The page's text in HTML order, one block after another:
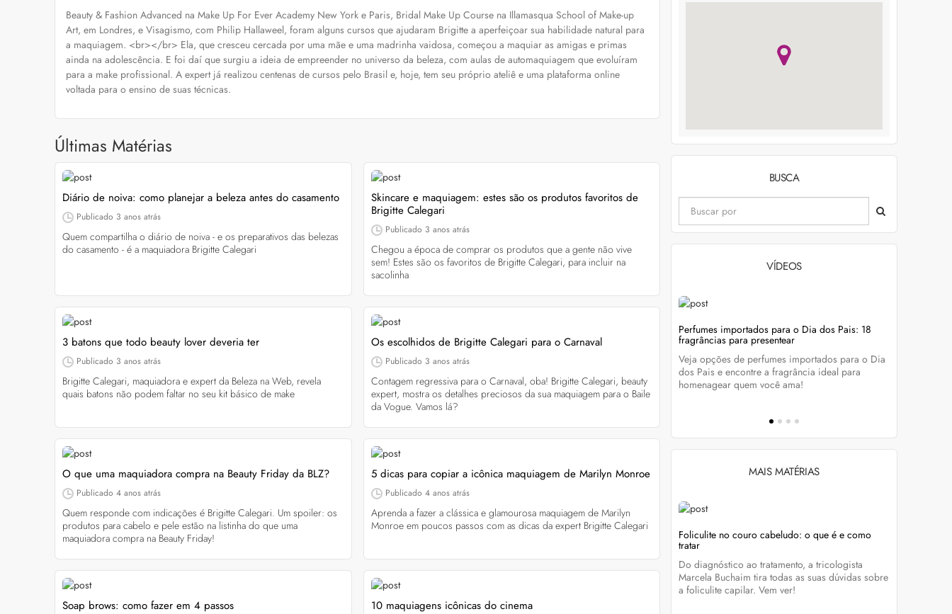
Beauty & Fashion Advanced na Make Up For Ever Academy New York e Paris, Bridal Make Up Course na Illamasqua School of Make-up
Art, em Londres, e Visagismo, com Philip Hallaweel, foram alguns cursos que ajudaram Brigitte a aperfeiçoar sua habilidade natural para
a maquiagem. <br></br> Ela, que cresceu cercada por uma mãe e uma madrinha vaidosa, começou a maquiar as amigas e primas
ainda na adolescência. E foi daí que surgiu a ideia de empreender no universo da beleza, com aulas de automaquiagem que evoluíram
para a make profissional. A expert já realizou centenas de cursos pelo Brasil e, hoje, tem seu próprio ateliê e uma plataforma online
voltada para o ensino de suas técnicas.
Últimas Matérias
Diário de noiva: como planejar a beleza antes do casamento
Publicado 3 anos atrás
Quem compartilha o diário de noiva - e os preparativos das belezas
do casamento - é a maquiadora Brigitte Calegari
Skincare e maquiagem: estes são os produtos favoritos de
Brigitte Calegari
Publicado 3 anos atrás
Chegou a época de comprar os produtos que a gente não vive
sem! Estes são os favoritos de Brigitte Calegari, para incluir na
sacolinha
3 batons que todo beauty lover deveria ter
Publicado 3 anos atrás
Brigitte Calegari, maquiadora e expert da Beleza na Web, revela
quais batons não podem faltar no seu kit básico de make
Os escolhidos de Brigitte Calegari para o Carnaval
Publicado 3 anos atrás
Contagem regressiva para o Carnaval, oba! Brigitte Calegari, beauty
expert, mostra os detalhes preciosos da sua maquiagem para o Baile
da Vogue. Vamos lá?
O que uma maquiadora compra na Beauty Friday da BLZ?
Publicado 4 anos atrás
Quem responde com indicações é Brigitte Calegari. Um spoiler: os
produtos para cabelo e pele estão na listinha do que uma
maquiadora compra na Beauty Friday!
5 dicas para copiar a icônica maquiagem de Marilyn Monroe
Publicado 4 anos atrás
Aprenda a fazer a clássica e glamourosa maquiagem de Marilyn
Monroe em poucos passos com as dicas da expert Brigitte Calegari
Soap brows: como fazer em 4 passos 10 maquiagens icônicas do cinema
BUSCA
VÍDEOS
Cuidados com a barba: 4 dicas e produtos
O expert Willy Morales revela 5 cuidados com a
barba para você incluir no dia a dia. Veja quais
as recomendações do barbeiro
e mais
A queda de cabelo masculina é um quadro
minimizá-lo. Descubra como, aqui!
Perfumes importados para o Dia dos Pais: 18
fragrâncias para presentear
Veja opções de perfumes importados para o Dia
dos Pais e encontre a fragrância ideal para
homenagear quem você ama!
MAIS MATÉRIAS
Bond Repair: o que é a tecnologia e como ela
como Bond Repair age nos cabelos danificados e
saiba como incluir a tecnologia na rotina
Lançamentos da semana
Foliculite no couro cabeludo: o que é e como
tratar
Do diagnóstico ao tratamento, a tricologista
Marcela Buchaim tira todas as suas dúvidas sobre
a foliculite capilar. Vem ver!